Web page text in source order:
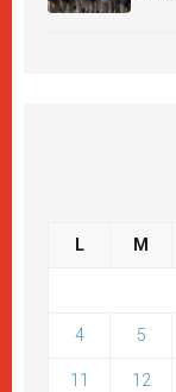
L M
4 5
11 12